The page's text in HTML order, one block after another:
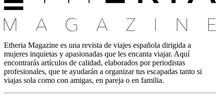
Etheria Magazine es una revista de viajes española dirigida a
mujeres inquietas y apasionadas que les encanta viajar. Aquí
encontrarás artículos de calidad, elaborados por periodistas
profesionales, que te ayudarán a organizar tus escapadas tanto si
viajas sola como con amigas, en pareja o en familia.